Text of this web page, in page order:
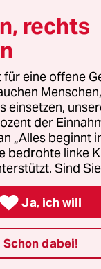
über
vom
der
in Mittel- und
mit Ansage
rechts
eine offene
einsetzen,
der
„Alles beginnt
bedrohte linke
Sind
 Ja, ich will
Schon dabei!